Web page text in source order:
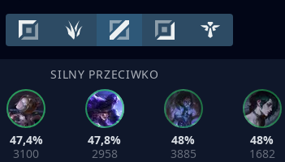
SILNY PRZECIWKO
47,4%
3100
47,8%
2958
48%
3885
48%
1682